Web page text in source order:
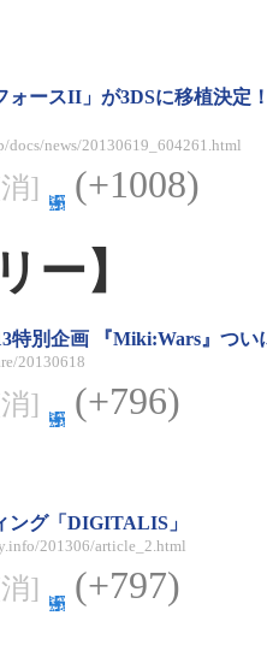
ォースII」が3DSに移植決定
docs/news/20130619_604261.html
] (+1008)
ー】
特別企画 『Miki:Wars』つい
20130618
]
(+796)
ング「DIGITALIS」
201306/article_2.html
] (+797)